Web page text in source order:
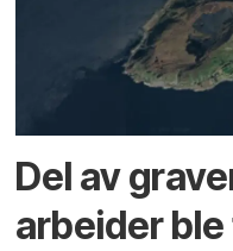
Del av
arbeider